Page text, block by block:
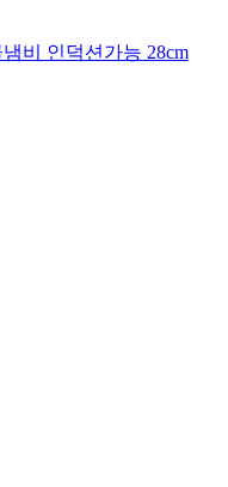
비 인덕션가능 28cm